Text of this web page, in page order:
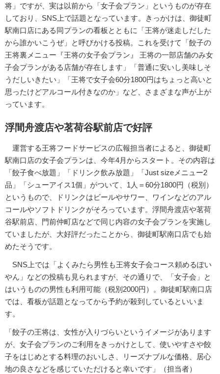
将」ですが、実は以前から「女子会プラン」というものが存在
しており、SNS上で話題となっています。きっかけは、御徒町
駅南口店にある同プランの看板とともに「王将が迷走しだした
から誰かいこうぜ」と呼びかける投稿。これを受けて「餃子の
王将裏メニュー『王将の女子会プラン』 王将の一部店舗のみ女
子会プランがある店舗が存在します」「普通に安いし美味しそ
うだしいきたい」「王将で女子会60分1800円はちょっと高いと
思ったけどアルコール付きなのか」など、さまざまな声が上が
っています。
浮間舟渡店や茗荷谷駅前店で好評
運営する王将フードサービスの広報担当者によると、御徒町
駅南口店の女子会プランは、今年4月からスタート。その内容は
「餃子食べ放題」「ドリンク飲み放題」「Just sizeメニュー2
品」「シューアイス1個」がついて、1人＝60分1800円（税別）
というもので、ドリンクはビールやサワー、ワインなどのアル
コールやソフトドリンクがそろっています。浮間舟渡店や茗荷
谷駅前店、門前仲町店などで同じ内容の女子会プランを実施し
ていましたが、大好評だったことから、御徒町駅南口店でも始
めたそうです。
SNS上では「よくみたら男性も王将女子会コース頼めるぽい
やん」などの投稿も見られますが、その通りで、「女子会」と
はいうものの男性も利用可能（税別2000円）。御徒町駅南口店
では、看板が話題となってから予約が殺到しているといいま
す。
「餃子の王将は、女性が入りづらいというイメージがあります
が、女子会プランのご利用をきっかけとして、使いやすさや餃
子をはじめとする料理のおいしさ、リーズナブルな価格、居心
地の良さなどを感じていただけると幸いです」（担当者）